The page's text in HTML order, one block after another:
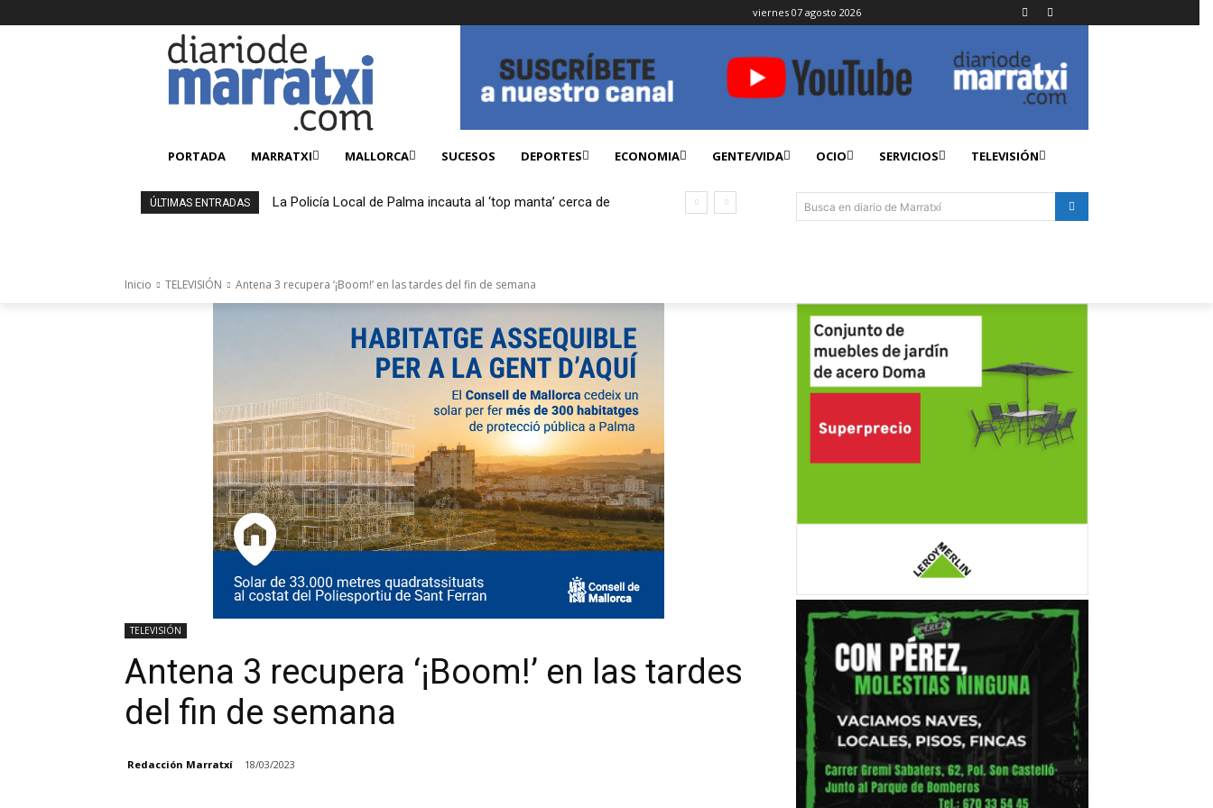
viernes 07 agosto 2026
PORTADA MARRATXI MALLORCA SUCESOS DEPORTES ECONOMIA GENTE/VIDA OCIO SERVICIOS TELEVISIÓN
ÚLTIMAS ENTRADAS
La Policía Local de Palma incauta al ‘top manta’ cerca de
Busca en diario de Marratxí
Inicio TELEVISIÓN Antena 3 recupera ‘¡Boom!’ en las tardes del fin de semana
TELEVISIÓN
Antena 3 recupera ‘¡Boom!’ en las tardes
del fin de semana
Redacción Marratxí 18/03/2023